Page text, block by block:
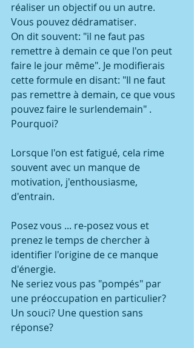
réaliser un objectif ou un autre.
Vous pouvez dédramatiser.
On dit souvent: "il ne faut pas
remettre à demain ce que l'on peut
faire le jour même". Je modifierais
cette formule en disant: "Il ne faut
pas remettre à demain, ce que vous
pouvez faire le surlendemain" .
Pourquoi?
Lorsque l'on est fatigué, cela rime
souvent avec un manque de
motivation, j'enthousiasme,
d'entrain.
Posez vous ... re-posez vous et
prenez le temps de chercher à
identifier l'origine de ce manque
d'énergie.
Ne seriez vous pas "pompés" par
une préoccupation en particulier?
Un souci? Une question sans
réponse?